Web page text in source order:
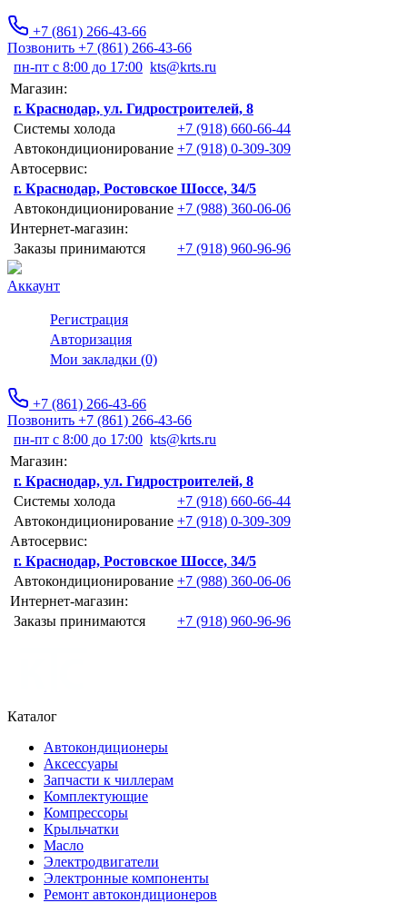
+7 (861) 266-43-66
Позвонить +7 (861) 266-43-66
пн-пт с 8:00 до 17:00 kts@krts.ru
Магазин:
г. Краснодар, ул. Гидростроителей, 8
Системы холода
+7 (918) 660-66-44
Автокондиционирование +7 (918) 0-309-309
Автосервис:
г. Краснодар, Ростовское Шоссе, 34/5
Автокондиционирование +7 (988) 360-06-06
Интернет-магазин:
Заказы принимаются
+7 (918) 960-96-96
Аккаунт
Регистрация
Авторизация
Мои закладки (0)
+7 (861) 266-43-66
Позвонить +7 (861) 266-43-66
пн-пт с 8:00 до 17:00 kts@krts.ru
Магазин:
г. Краснодар, ул. Гидростроителей, 8
Системы холода
+7 (918) 660-66-44
Автокондиционирование +7 (918) 0-309-309
Автосервис:
г. Краснодар, Ростовское Шоссе, 34/5
Автокондиционирование +7 (988) 360-06-06
Интернет-магазин:
Заказы принимаются
+7 (918) 960-96-96
Каталог
Автокондиционеры
Аксессуары
Запчасти к чиллерам
Комплектующие
Компрессоры
Крыльчатки
Масло
Электродвигатели
Электронные компоненты
Ремонт автокондиционеров